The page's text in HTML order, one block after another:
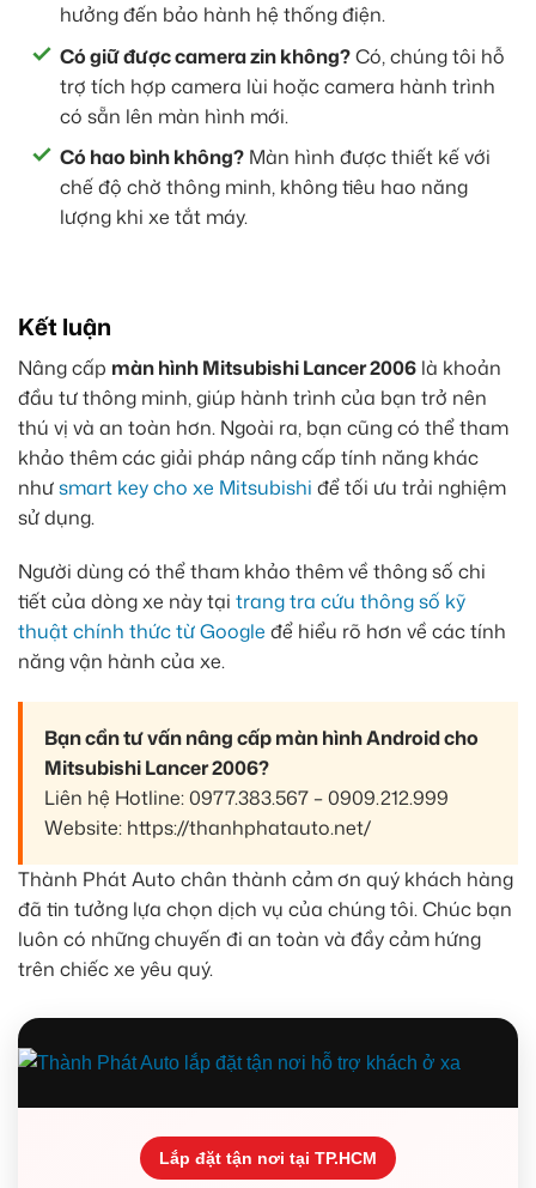
hưởng đến bảo hành hệ thống điện.
Có giữ được camera zin không?Có, chúng tôi hỗ
trợ tích hợp camera lùi hoặc camera hành trình
có sẵn lên màn hình mới.
Có hao bình không? Màn hình được thiết kế với
chế độ chờ thông minh, không tiêu hao năng
lượng khi xe tắt máy.
Kết luận
Nâng cấp màn hình Mitsubishi Lancer 2006 là khoản
đầu tư thông minh, giúp hành trình của bạn trở nên
thú vị và an toàn hơn. Ngoài ra, bạn cũng có thể tham
khảo thêm các giải pháp nâng cấp tính năng khác
nhưsmart key cho xe Mitsubishi để tối ưu trải nghiệm
sử dụng.
Người dùng có thể tham khảo thêm về thông số chi
tiết của dòng xe này tại trang tra cứu thông số kỹ
thuật chính thức từ Google để hiểu rõ hơn về các tính
năng vận hành của xe.
Bạn cần tư vấn nâng cấp màn hình Android cho
Mitsubishi Lancer 2006?
Liên hệ Hotline: 0977.383.567 – 0909.212.999
Website: https://thanhphatauto.net/
Thành Phát Auto chân thành cảm ơn quý khách hàng
đã tin tưởng lựa chọn dịch vụ của chúng tôi. Chúc bạn
luôn có những chuyến đi an toàn và đầy cảm hứng
trên chiếc xe yêu quý.
Lắp đặt tận nơi tại TP.HCM